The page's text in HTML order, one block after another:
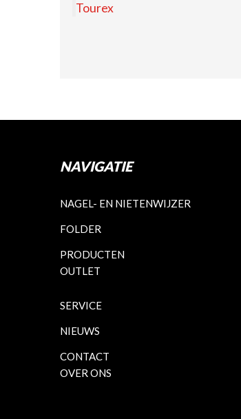
Tourex
NAVIGATIE
NAGEL- EN NIETENWIJZER
FOLDER
PRODUCTEN
OUTLET
SERVICE
NIEUWS
CONTACT
OVER ONS